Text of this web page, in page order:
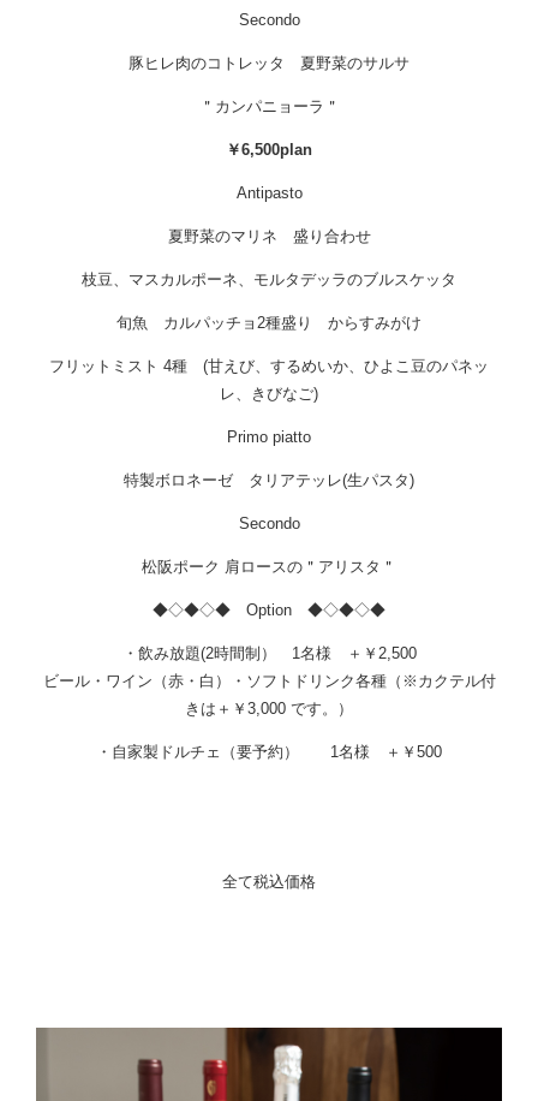
Secondo
豚ヒレ肉のコトレッタ 夏野菜のサルサ
＂カンパニョーラ＂
￥6,500plan
Antipasto
夏野菜のマリネ 盛り合わせ
枝豆、マスカルポーネ、モルタデッラのブルスケッタ
旬魚 カルパッチョ2種盛り からすみがけ
フリットミスト 4種 (甘えび、するめいか、ひよこ豆のパネッ
レ、きびなご)
Primo piatto
特製ボロネーゼ タリアテッレ(生パスタ)
Secondo
松阪ポーク 肩ロースの＂アリスタ＂
◆◇◆◇◆ Option ◆◇◆◇◆
・ 飲み放題(2時間制）
1名様 ＋￥2,500
ビール・ワイン（赤・白）・ソフトドリンク各種（※カクテル付
きは＋￥3,000 です。）
・自家製 ドルチェ（要予約） 1名様 ＋￥500
全て税込価格